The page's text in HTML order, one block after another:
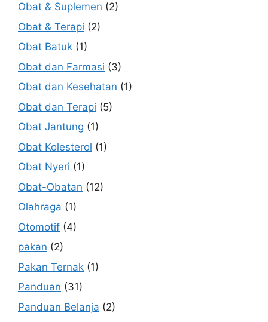
Obat & Suplemen (2)
Obat & Terapi (2)
Obat Batuk (1)
Obat dan Farmasi (3)
Obat dan Kesehatan (1)
Obat dan Terapi (5)
Obat Jantung (1)
Obat Kolesterol (1)
Obat Nyeri (1)
Obat-Obatan (12)
Olahraga (1)
Otomotif (4)
pakan (2)
Pakan Ternak (1)
Panduan (31)
Panduan Belanja (2)